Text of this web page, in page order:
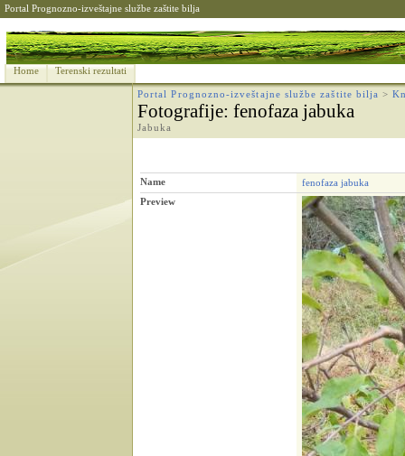
Portal Prognozno-izveštajne službe zaštite bilja
Home Terenski rezultati
Portal Prognozno-izveštajne službe zaštite bilja >
Fotografije: fenofaza jabuka
Jabuka
Name
fenofaza jabuka
Preview